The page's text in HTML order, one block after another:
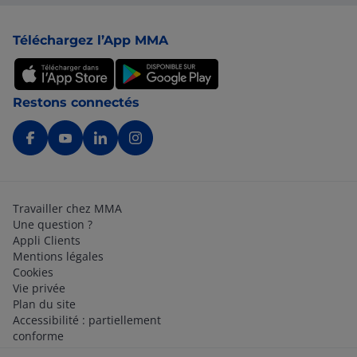
Téléchargez l’App MMA
Restons connectés
Travailler chez MMA
Une question ?
Appli Clients
Mentions légales
Cookies
Vie privée
Plan du site
Accessibilité : partiellement
conforme